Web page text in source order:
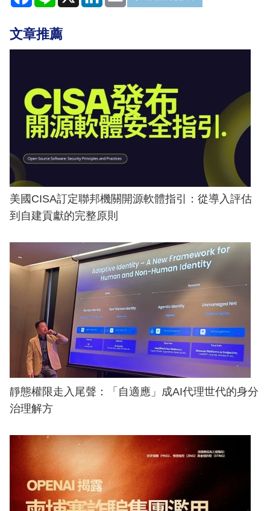
文章推薦
美國CISA訂定聯邦機關開源軟體指引：從導入評估
到自建貢獻的完整原則
靜態權限走入尾聲：「自適應」成AI代理世代的身分
治理解方